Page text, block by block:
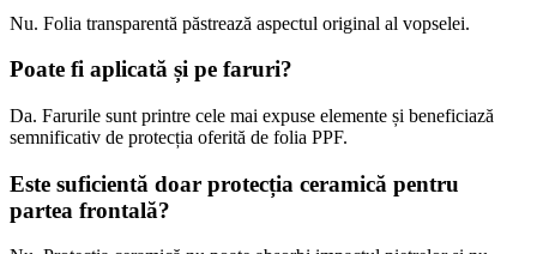
Nu. Folia transparentă păstrează aspectul original al vopselei.
Poate fi aplicată și pe faruri?
Da. Farurile sunt printre cele mai expuse elemente și beneficiază
semnificativ de protecția oferită de folia PPF.
Este suficientă doar protecția ceramică pentru
partea frontală?